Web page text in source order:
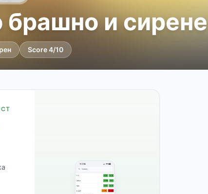
брашно и сирене
Score 4/10